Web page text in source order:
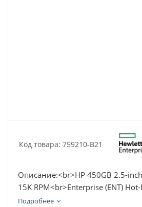
Код товара: 759210-B21
Описание:<br>HP 450GB 2.5-inch
15K RPM<br>Enterprise (ENT)
Drive<br>in G8 G9 (Gen8 Gen9)
Подробнее